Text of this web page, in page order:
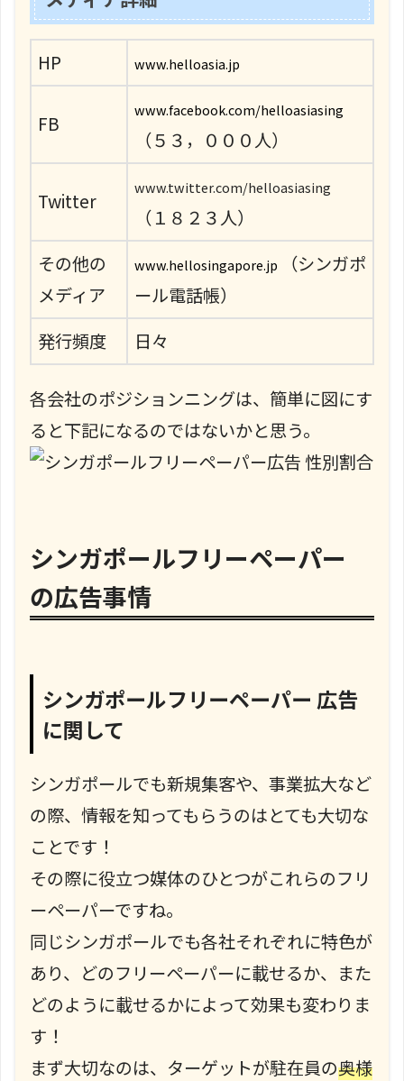
HP www.helloasia.jp
FB
www.facebook.com/helloasiasing
（５３，０００人）
Twitter
www.twitter.com/helloasiasing
（１８２３人）
その他の
メディア
www.hellosingapore.jp
（シンガポ
ール電話帳）
発行頻度
日々
各会社のポジションニングは、簡単に図にす
ると下記になるのではないかと思う。
シンガポールフリーペーパー
の広告事情
シンガポールフリーペーパー 広告
に関して
シンガポールでも新規集客や、事業拡大など
の際、情報を知ってもらうのはとても大切な
ことです！
その際に役立つ媒体のひとつがこれらのフリ
ーペーパーですね。
同じシンガポールでも各社それぞれに特色が
あり、どのフリーペーパーに載せるか、また
どのように載せるかによって効果も変わりま
す！
まず大切なのは、ターゲットが駐在員の奥様